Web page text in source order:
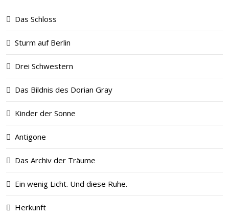
Das Schloss
Sturm auf Berlin
Drei Schwestern
Das Bildnis des Dorian Gray
Kinder der Sonne
Antigone
Das Archiv der Träume
Ein wenig Licht. Und diese Ruhe.
Herkunft